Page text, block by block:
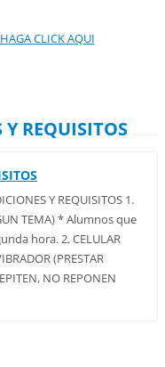
HAGA CLICK AQUI
REQUISITOS
Y REQUISITOS 1.
TEMA) * Alumnos que
hora. 2. CELULAR
(PRESTAR
NO REPONEN